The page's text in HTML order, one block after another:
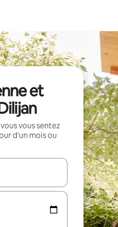
et
vous sentez
d'un mois ou
utilisez les flèches vers le haut et